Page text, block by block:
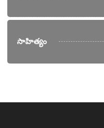
సాహిత్యం